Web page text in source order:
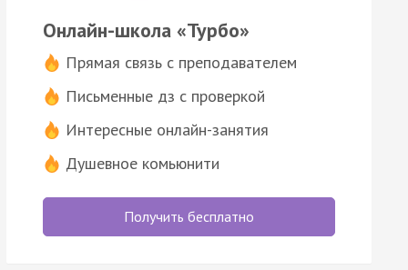
Онлайн-школа «Турбо»
Прямая связь с преподавателем
Письменные дз с проверкой
Интересные онлайн-занятия
Душевное комьюнити
Получить бесплатно